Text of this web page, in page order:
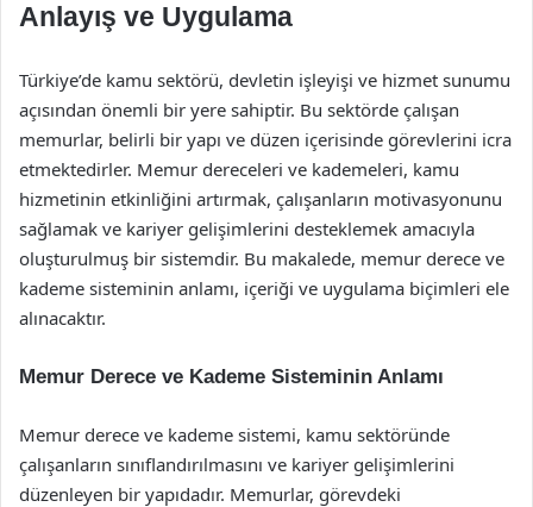
Anlayış ve Uygulama
Türkiye’de kamu sektörü, devletin işleyişi ve hizmet sunumu
açısından önemli bir yere sahiptir. Bu sektörde çalışan
memurlar, belirli bir yapı ve düzen içerisinde görevlerini icra
etmektedirler. Memur dereceleri ve kademeleri, kamu
hizmetinin etkinliğini artırmak, çalışanların motivasyonunu
sağlamak ve kariyer gelişimlerini desteklemek amacıyla
oluşturulmuş bir sistemdir. Bu makalede, memur derece ve
kademe sisteminin anlamı, içeriği ve uygulama biçimleri ele
alınacaktır.
Memur Derece ve Kademe Sisteminin Anlamı
Memur derece ve kademe sistemi, kamu sektöründe
çalışanların sınıflandırılmasını ve kariyer gelişimlerini
düzenleyen bir yapıdadır. Memurlar, görevdeki